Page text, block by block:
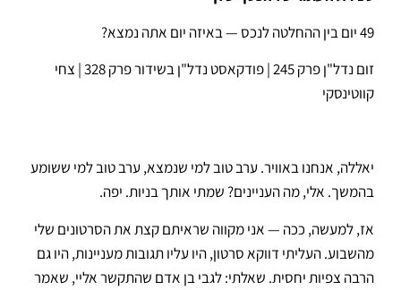
49 יום בין ההחלטה לנכס — באיזה יום אתה נמצא?
זום נדל"ן פרק 245 | פודקאסט נדל"ן בשידור פרק 328 | צחי
קווטינסקי
יאללה, אנחנו באוויר. ערב טוב למי שנמצא, ערב טוב למי ששומע
בהמשך. אלי, מה העניינים? שמתי אותך בניות. יפה.
אז, למעשה, ככה — אני מקווה שראיתם קצת את הסרטונים שלי
מהשבוע. העליתי דווקא סרטון, היו עליו תגובות מעניינות, היו גם
הרבה צפיות יחסית. שאלתי: לגבי בן אדם שהתקשר אליי, שאמר